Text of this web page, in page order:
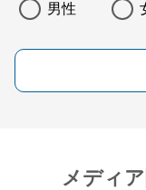
男性
メディ